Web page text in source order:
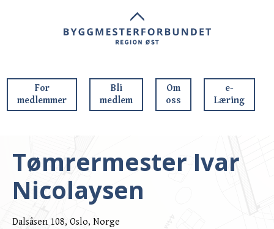
For
medlemmer
Bli
medlem
Om
oss
e-
Læring
Tømrermester Ivar
Nicolaysen
Dalsåsen 108, Oslo, Norge